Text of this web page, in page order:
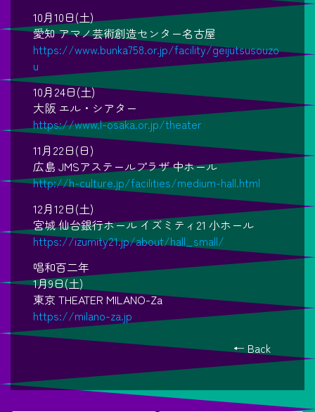
10月10日(土)
愛知 アマノ芸術創造センター名古屋
https://www.bunka758.or.jp/facility/geijutsusouzo
u
10月24日(土)
大阪 エル・シアター
https://www.l-osaka.or.jp/theater
11月22日(日)
広島 JMSアステールプラザ 中ホール
http://h-culture.jp/facilities/medium-hall.html
12月12日(土)
宮城 仙台銀行ホール イズミティ21 小ホール
https://izumity21.jp/about/hall_small/
唱和百二年
1月9日(土)
東京 THEATER MILANO-Za
https://milano-za.jp
← Back